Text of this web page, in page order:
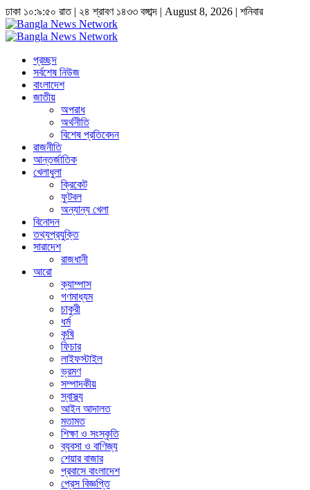
ঢাকা ১০:৯:৫০ রাত| ২৪ শ্রাবণ ১৪৩৩ বঙ্গাব্দ | August 8, 2026 | শনিবার
প্রচ্ছদ
সর্বশেষ নিউজ
বাংলাদেশ
জাতীয়
অপরাধ
অর্থনীতি
বিশেষ প্রতিবেদন
রাজনীতি
আন্তর্জাতিক
খেলাধুলা
ক্রিকেট
ফুটবল
অন্যান্য খেলা
বিনোদন
তথ্যপ্রযুক্তি
সারাদেশ
রাজধানী
আরো
ক্যাম্পাস
গণমাধ্যম
চাকুরী
ধর্ম
কৃষি
ফিচার
লাইফস্টাইল
ভ্রমণ
সম্পাদকীয়
স্বাস্থ্য
আইন আদালত
মতামত
শিক্ষা ও সংস্কৃতি
ব্যবসা ও বাণিজ্য
শেয়ার বাজার
প্রবাসে বাংলাদেশ
প্রেস বিজ্ঞপ্তি